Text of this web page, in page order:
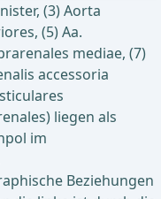
(3) Aorta
(5) Aa.
mediae, (7)
accessoria
liegen als
im
Beziehungen